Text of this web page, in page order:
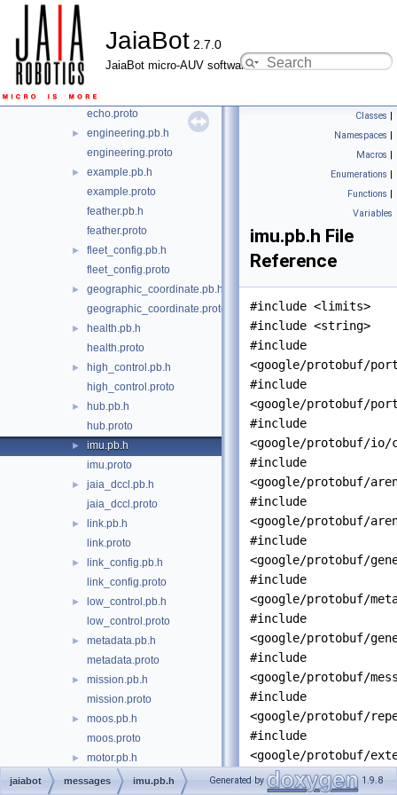
JaiaBot 2.7.0
JaiaBot micro-AUV software
►
ctd.proto
►
► echo.pb.h
echo.proto
►
engineering.pb.h
engineering.proto
►
example.pb.h
example.proto
feather.pb.h
feather.proto
►
fleet_config.pb.h
fleet_config.proto
►
geographic_coordinate.pb.h
geographic_coordinate.proto
►
health.pb.h
health.proto
►
high_control.pb.h
high_control.proto
►
hub.pb.h
hub.proto
►
imu.pb.h
imu.proto
►
jaia_dccl.pb.h
jaia_dccl.proto
►
link.pb.h
link.proto
►
link_config.pb.h
link_config.proto
►
low_control.pb.h
low_control.proto
►
metadata.pb.h
metadata.proto
►
mission.pb.h
mission.proto
►
moos.pb.h
moos.proto
►
motor.pb.h
motor.proto
Classes |
Namespaces |
Macros |
Enumerations |
Functions |
Variables
imu.pb.h File
Reference
#include <limits>
#include <string>
#include
<google/protobuf/
#include
<google/protobuf/
#include
<google/protobuf/io/
#include
<google/protobuf/
#include
<google/protobuf/
#include
<google/protobuf/
#include
<google/protobuf/
#include
<google/protobuf/
#include
<google/protobuf/
#include
<google/protobuf/
#include
<google/protobuf/
#include
jaiabot messages imu.pb.h Generated by 1.9.8